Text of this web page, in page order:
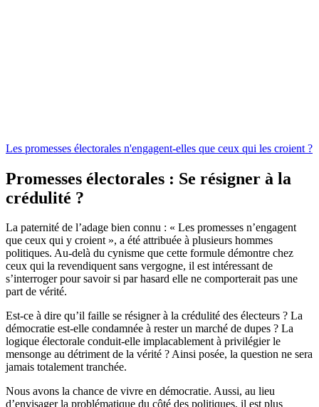
Les promesses électorales n'engagent-elles que ceux qui les croient ?
Promesses électorales : Se résigner à la
crédulité ?
La paternité de l’adage bien connu : « Les promesses n’engagent
que ceux qui y croient », a été attribuée à plusieurs hommes
politiques. Au-delà du cynisme que cette formule démontre chez
ceux qui la revendiquent sans vergogne, il est intéressant de
s’interroger pour savoir si par hasard elle ne comporterait pas une
part de vérité.
Est-ce à dire qu’il faille se résigner à la crédulité des électeurs ? La
démocratie est-elle condamnée à rester un marché de dupes ? La
logique électorale conduit-elle implacablement à privilégier le
mensonge au détriment de la vérité ? Ainsi posée, la question ne sera
jamais totalement tranchée.
Nous avons la chance de vivre en démocratie. Aussi, au lieu
d’envisager la problématique du côté des politiques, il est plus